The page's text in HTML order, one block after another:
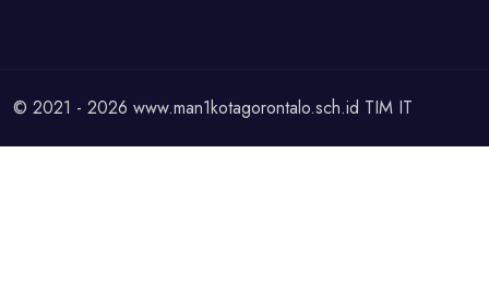
© 2021 - 2026 www.man1kotagorontalo.sch.id TIM IT